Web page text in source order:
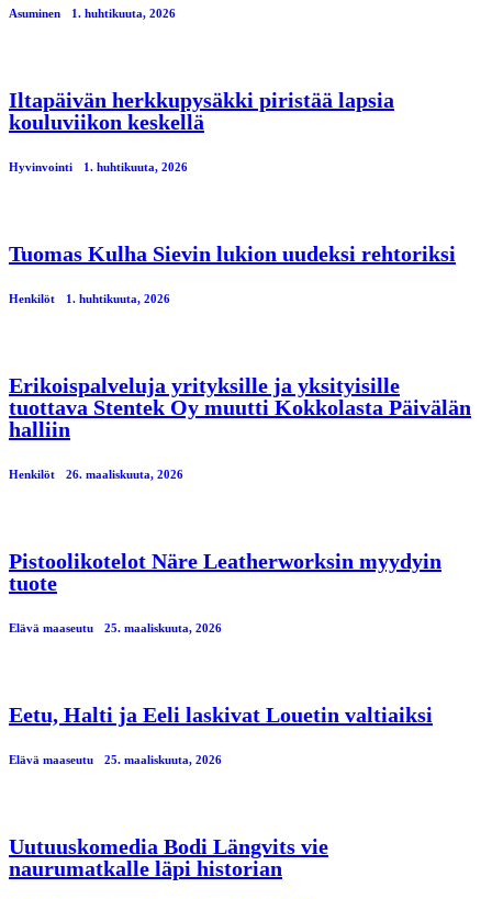
Asuminen 1. huhtikuuta, 2026
Iltapäivän herkkupysäkki piristää lapsia
kouluviikon keskellä
Hyvinvointi 1. huhtikuuta, 2026
Tuomas Kulha Sievin lukion uudeksi rehtoriksi
Henkilöt 1. huhtikuuta, 2026
Erikoispalveluja yrityksille ja yksityisille
tuottava Stentek Oy muutti Kokkolasta Päivälän
halliin
Henkilöt 26. maaliskuuta, 2026
Pistoolikotelot Näre Leatherworksin myydyin
tuote
Elävä maaseutu 25. maaliskuuta, 2026
Eetu, Halti ja Eeli laskivat Louetin valtiaiksi
Elävä maaseutu 25. maaliskuuta, 2026
Uutuuskomedia Bodi Längvits vie
naurumatkalle läpi historian